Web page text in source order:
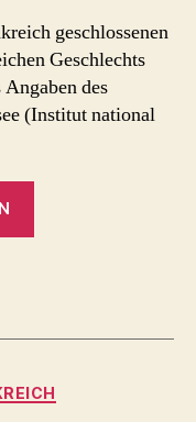
Ja-
Wort
geschlossenen
Geschlechts
des
(Institut national
7.000
Ja-